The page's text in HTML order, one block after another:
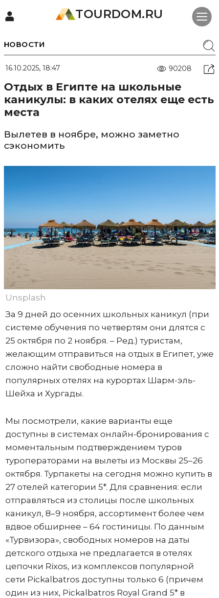
TOURDOM.RU
НОВОСТИ
16.10.2025, 18:47 90208
Отдых в Египте на школьные
каникулы: в каких отелях еще есть
места
Вылетев в ноябре, можно заметно
сэкономить
Unsplash
За 9 дней до осенних школьных каникул (при
системе обучения по четвертям они длятся с
25 октября по 2 ноября. – Ред.) туристам,
желающим отправиться на отдых в Египет, уже
сложно найти свободные номера в
популярных отелях на курортах Шарм-эль-
Шейха и Хургады.
Мы посмотрели, какие варианты еще
доступны в системах онлайн-бронирования с
моментальным подтверждением туров
туроператорами на вылеты из Москвы 25–26
октября. Турпакеты на сегодня можно купить в
27 отелей категории 5*. Для сравнения: если
отправляться из столицы после школьных
каникул, 8–9 ноября, ассортимент более чем
вдвое обширнее – 64 гостиницы. По данным
«Турвизора», свободных номеров на даты
детского отдыха не предлагается в отелях
цепочки Rixos, из комплексов популярной
сети Pickalbatros доступны только 6 (причем
один из них, Pickalbatros Royal Grand 5* в